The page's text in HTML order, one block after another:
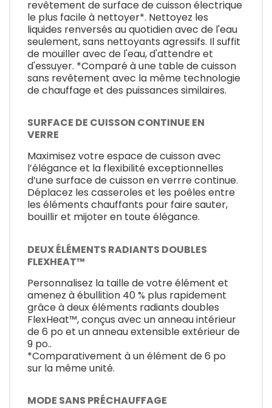
revêtement de surface de cuisson électrique
le plus facile à nettoyer*. Nettoyez les
liquides renversés au quotidien avec de l'eau
seulement, sans nettoyants agressifs. Il suffit
de mouiller avec de l'eau, d'attendre et
d'essuyer. *Comparé à une table de cuisson
sans revêtement avec la même technologie
de chauffage et des puissances similaires.
SURFACE DE CUISSON CONTINUE EN
VERRE
Maximisez votre espace de cuisson avec
l’élégance et la flexibilité exceptionnelles
d’une surface de cuisson en verrre continue.
Déplacez les casseroles et les poêles entre
les éléments chauffants pour faire sauter,
bouillir et mijoter en toute élégance.
DEUX ÉLÉMENTS RADIANTS DOUBLES
FLEXHEAT™
Personnalisez la taille de votre élément et
amenez à ébullition 40 % plus rapidement
grâce à deux éléments radiants doubles
FlexHeat™, conçus avec un anneau intérieur
de 6 po et un anneau extensible extérieur de
9 po..
*Comparativement à un élément de 6 po
sur la même unité.
MODE SANS PRÉCHAUFFAGE